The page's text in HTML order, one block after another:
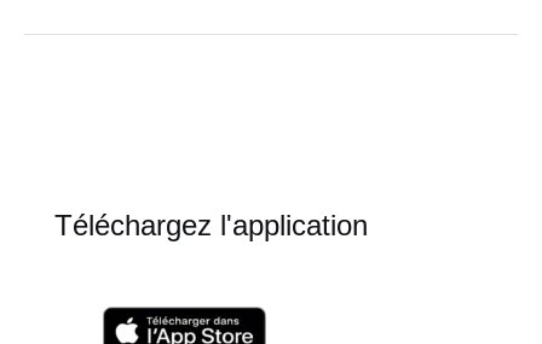
votre
Téléchargez l'application